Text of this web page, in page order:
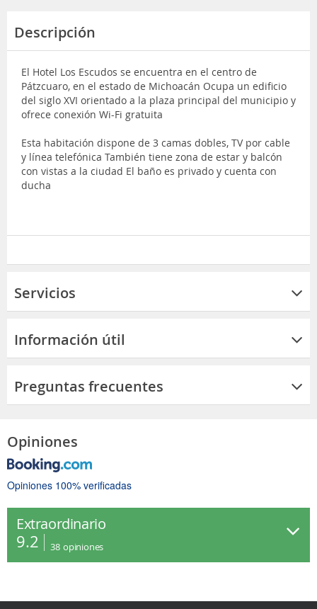
Descripción
El Hotel Los Escudos se encuentra en el centro de
Pátzcuaro, en el estado de Michoacán Ocupa un edificio
del siglo XVI orientado a la plaza principal del municipio y
ofrece conexión Wi-Fi gratuita
Esta habitación dispone de 3 camas dobles, TV por cable
y línea telefónica También tiene zona de estar y balcón
con vistas a la ciudad El baño es privado y cuenta con
ducha
Servicios
Información útil
Preguntas frecuentes
Opiniones
Opiniones 100% verificadas
Extraordinario
9.2 38 opiniones